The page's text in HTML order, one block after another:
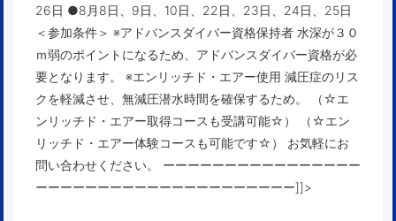
26日 ●8月8日、9日、10日、22日、23日、24日、25日
＜参加条件＞ ※アドバンスダイバー資格保持者 水深が３０
ｍ弱のポイントになるため、アドバンスダイバー資格が必
要となります。 ※エンリッチド・エアー使用 減圧症のリス
クを軽減させ、無減圧潜水時間を確保するため。 （☆エ
ンリッチド・エアー取得コースも受講可能☆） （☆エン
リッチド・エアー体験コースも可能です☆） お気軽にお
問い合わせください。 ーーーーーーーーーーーーーーーー
ーーーーーーーーーーーーーーーーーーーーー]]>